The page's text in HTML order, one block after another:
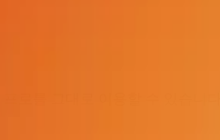
로를 그대로 이용할 수 있습니